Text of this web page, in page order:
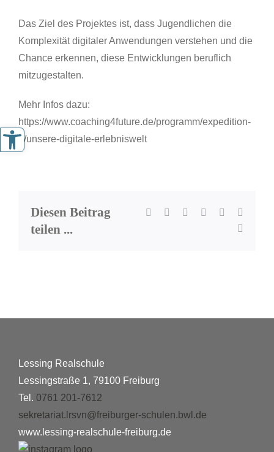
Das Ziel des Projektes ist, dass Jugendlichen die
Komplexität digitaler Anwendungen verstehen und die
Chance erkennen, diese Entwicklungen beruflich
mitzugestalten.
Mehr Infos dazu:
https://www.coaching4future.de/programm/expedition-
d/unsere-digitale-erlebniswelt
Diesen Beitrag
teilen ...
Facebook LinkedInWhatsApp
Pinterest
Lessing Realschule
Lessingstraße 1, 79100 Freiburg
Tel. 0761 201-7612
sekretariat.lrsvn@freiburger-schulen.bwl.de
www.lessing-realschule-freiburg.de
Werkzeugleiste öffnen